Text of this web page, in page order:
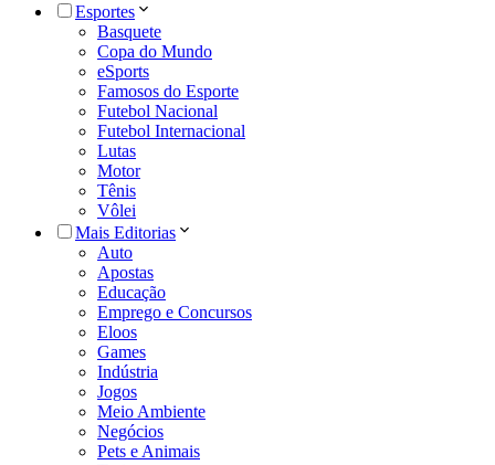
Esportes
Basquete
Copa do Mundo
eSports
Famosos do Esporte
Futebol Nacional
Futebol Internacional
Lutas
Motor
Tênis
Vôlei
Mais Editorias
Auto
Apostas
Educação
Emprego e Concursos
Eloos
Games
Indústria
Jogos
Meio Ambiente
Negócios
Pets e Animais